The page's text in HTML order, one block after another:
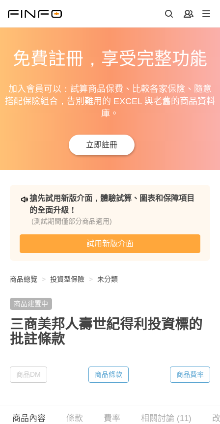
免費註冊，享受完整功能
加入會員可以：試算商品保費、比較各家保險、隨意
搭配保險組合，告別難用的 EXCEL 與老舊的商品資料
庫。
立即註冊
搶先試用新版介面，體驗試算、圖表和保障項目
的全面升級！
(測試期間僅部分商品適用)
試用新版介面
商品總覽 投資型保險 未分類
商品建置中
三商美邦人壽世紀得利投資標的
批註條款
商品DM 商品條款 商品費率
商品內容 條款 費率 相關討論 (11)